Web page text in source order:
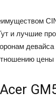
и лучшие
цены